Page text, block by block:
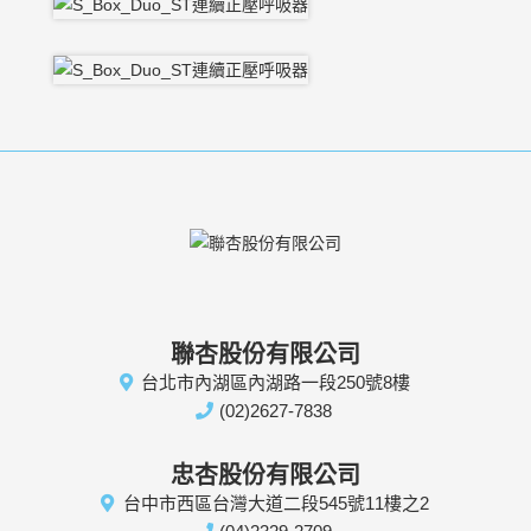
聯杏股份有限公司
台北市內湖區內湖路一段250號8樓
(02)2627-7838
忠杏股份有限公司
台中市西區台灣大道二段545號11樓之2